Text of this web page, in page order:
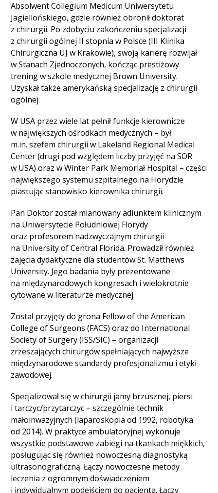
Absolwent Collegium Medicum Uniwersytetu
Jagiellońskiego, gdzie również obronił doktorat
z chirurgii. Po zdobyciu zakończeniu specjalizacji
z chirurgii ogólnej II stopnia w Polsce (III Klinika
Chirurgiczna UJ w Krakowie), swoją karierę rozwijał
w Stanach Zjednoczonych, kończąc prestiżowy
trening w szkole medycznej Brown University.
Uzyskał także amerykańską specjalizację z chirurgii
ogólnej.
W USA przez wiele lat pełnił funkcje kierownicze
w największych ośrodkach medycznych – był
m.in. szefem chirurgii w Lakeland Regional Medical
Center (drugi pod względem liczby przyjęć na SOR
w USA) oraz w Winter Park Memoriał Hospital – części
największego systemu szpitalnego na Florydzie
piastując stanowisko kierownika chirurgii.
Pan Doktor został mianowany adiunktem klinicznym
na Uniwersytecie Południowej Florydy
oraz profesorem nadzwyczajnym chirurgii
na University of Central Florida. Prowadził również
zajęcia dydaktyczne dla studentów St. Matthews
University. Jego badania były prezentowane
na międzynarodowych kongresach i wielokrotnie
cytowane w literaturze medycznej.
Został przyjęty do grona Fellow of the American
College of Surgeons (FACS) oraz do International
Society of Surgery (ISS/SIC) – organizacji
zrzeszających chirurgów spełniających najwyższe
międzynarodowe standardy profesjonalizmu i etyki
zawodowej.
Specjalizował się w chirurgii jamy brzusznej, piersi
i tarczyc/przytarczyc – szczególnie technik
małoinwazyjnych (laparoskopia od 1992, robotyka
od 2014). W praktyce ambulatoryjnej wykonuje
wszystkie podstawowe zabiegi na tkankach miękkich,
posługując się również nowoczesną diagnostyką
ultrasonograficzną. Łączy nowoczesne metody
leczenia z ogromnym doświadczeniem
i indywidualnym podejściem do pacjenta. Łączy